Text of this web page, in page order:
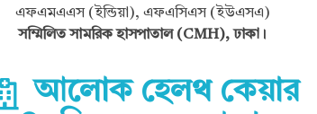
এফএমএএস (ইন্ডিয়া), এফএসিএস (ইউএসএ)
সম্মিলিত সামরিক হাসপাতাল (CMH), ঢাকা।
আলোক হেলথ কেয়ার